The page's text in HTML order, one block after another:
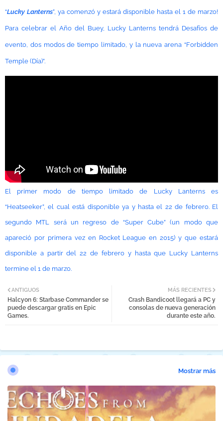
“Lucky Lanterns”, ya comenzó y estará disponible hasta el 1 de marzo!
Para celebrar el Año del Buey, Lucky Lanterns tendrá Desafíos de
evento, dos modos de tiempo limitado, y la nueva arena “Forbidden
Temple (Día)”.
El primer modo de tiempo limitado de Lucky Lanterns es
“Heatseeker”, el cual está disponible ya y hasta el 22 de febrero. El
segundo MTL será un regreso de “Super Cube” (un modo que
apareció por primera vez en Rocket League en 2015) y que estará
disponible a partir del 22 de febrero y hasta que Lucky Lanterns
termine el 1 de marzo.
MÁS RECIENTES
Crash Bandicoot llegará a PC y
consolas de nueva generación
durante este año.
ANTIGUOS
Halcyon 6: Starbase Commander se
puede descargar gratis en Epic
Games.
Mostrar más